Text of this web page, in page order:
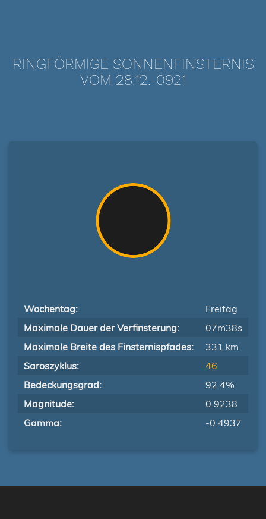
RINGFÖRMIGE SONNENFINSTERNIS
VOM 28.12.-0921
Wochentag:
Freitag
Maximale Dauer der Verfinsterung:
07m38s
Maximale Breite des Finsternispfades:
331 km
Saroszyklus:
46
Bedeckungsgrad:
92.4%
Magnitude:
0.9238
Gamma:
-0.4937